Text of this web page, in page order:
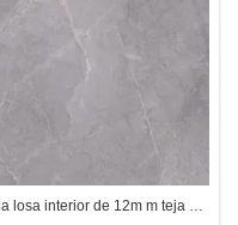
la losa interior de 12m m teja el